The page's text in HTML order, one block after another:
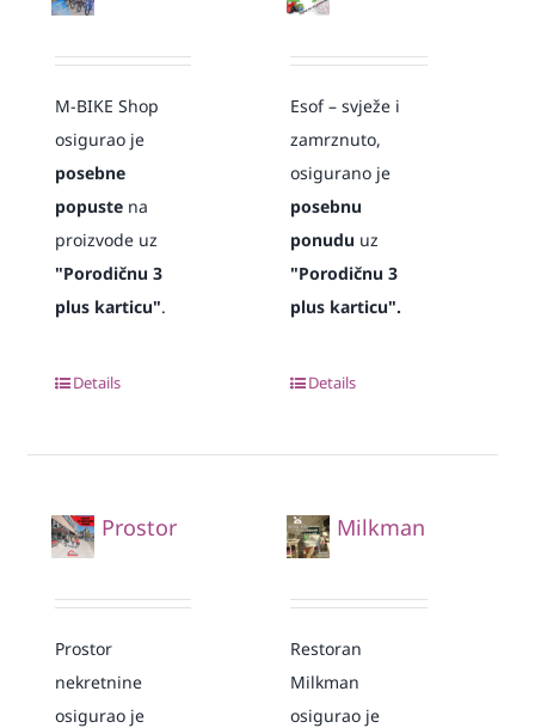
M-BIKE Shop
osigurao je
posebne
popustena
proizvode uz
"Porodičnu 3
plus karticu".
Details
Esof – svježe i
zamrznuto,
osigurano je
posebnu
ponudu uz
"Porodičnu 3
plus karticu".
Details
Prostor
Prostor
nekretnine
osigurao je
Milkman
Restoran
Milkman
osigurao je